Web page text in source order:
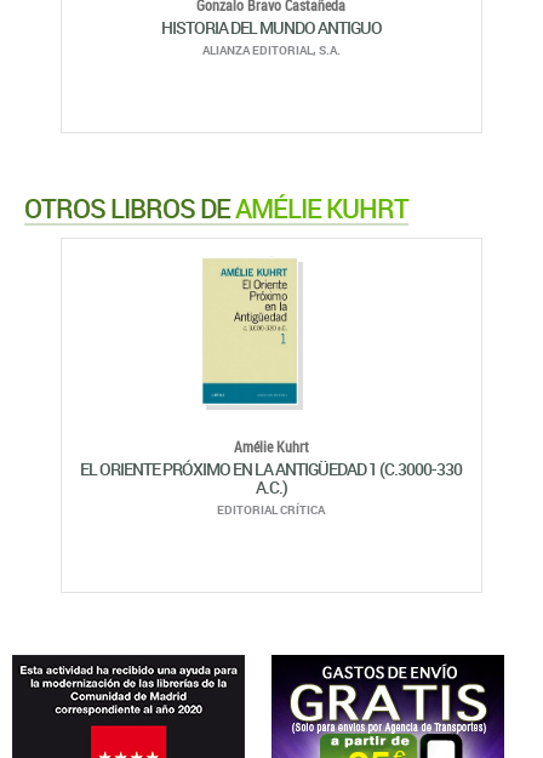
Gonzalo Bravo Castañeda
HISTORIA DEL MUNDO ANTIGUO
ALIANZA EDITORIAL, S.A.
OTROS LIBROS DEAMÉLIE KUHRT
Amélie Kuhrt
EL ORIENTE PRÓXIMO EN LA ANTIGÜEDAD 1 (C.3000-330
A.C.)
EDITORIAL CRÍTICA